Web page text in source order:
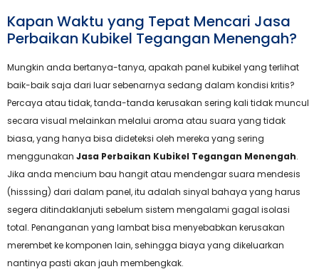
Kapan Waktu yang Tepat Mencari Jasa
Perbaikan Kubikel Tegangan Menengah?
Mungkin anda bertanya-tanya, apakah panel kubikel yang terlihat
baik-baik saja dari luar sebenarnya sedang dalam kondisi kritis?
Percaya atau tidak, tanda-tanda kerusakan sering kali tidak muncul
secara visual melainkan melalui aroma atau suara yang tidak
biasa, yang hanya bisa dideteksi oleh mereka yang sering
menggunakan Jasa Perbaikan Kubikel Tegangan Menengah.
Jika anda mencium bau hangit atau mendengar suara mendesis
(hisssing) dari dalam panel, itu adalah sinyal bahaya yang harus
segera ditindaklanjuti sebelum sistem mengalami gagal isolasi
total. Penanganan yang lambat bisa menyebabkan kerusakan
merembet ke komponen lain, sehingga biaya yang dikeluarkan
nantinya pasti akan jauh membengkak.